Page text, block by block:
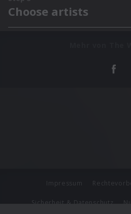
Impressum
Sicherheit & Datenschutz